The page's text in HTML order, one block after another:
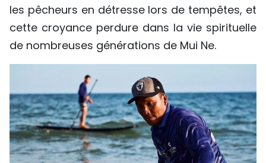
les pêcheurs en détresse lors de tempêtes, et
cette croyance perdure dans la vie spirituelle
de nombreuses générations de Mui Ne.